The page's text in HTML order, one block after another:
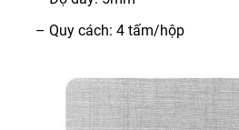
– Quy cách: 4 tấm/hộp